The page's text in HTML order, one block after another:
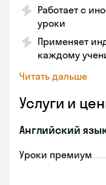
Работает с
уроки
Применяет
каждому
Читать дальше
Услуги и
Английский
Уроки премиум